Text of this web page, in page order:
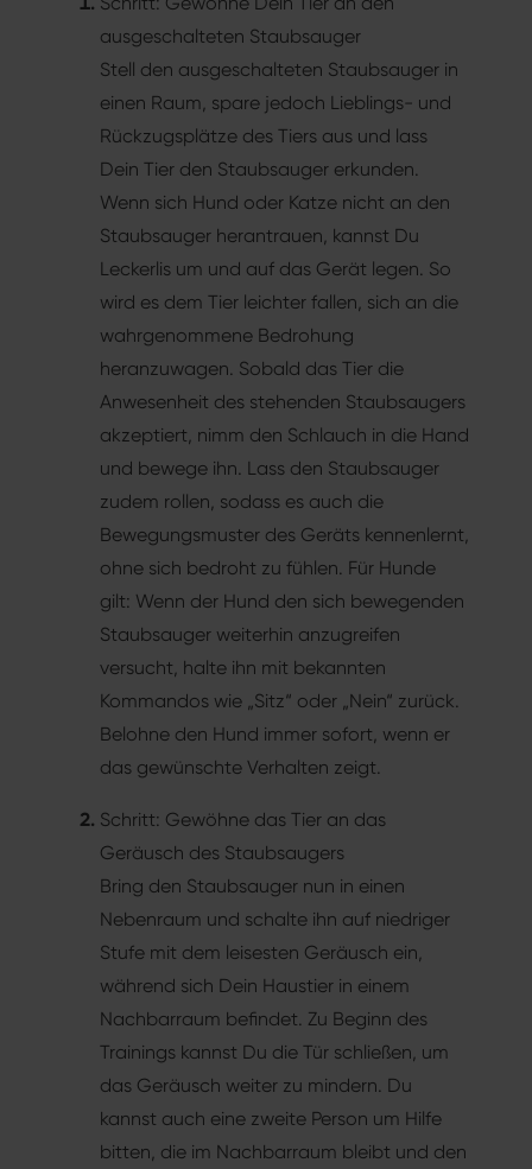
ausgeschalteten Staubsauger
Stell den ausgeschalteten Staubsauger in
einen Raum, spare jedoch Lieblings- und
Rückzugsplätze des Tiers aus und lass
Dein Tier den Staubsauger erkunden.
Wenn sich Hund oder Katze nicht an den
Staubsauger herantrauen, kannst Du
Leckerlis um und auf das Gerät legen. So
wird es dem Tier leichter fallen, sich an die
wahrgenommene Bedrohung
heranzuwagen. Sobald das Tier die
Anwesenheit des stehenden Staubsaugers
akzeptiert, nimm den Schlauch in die Hand
und bewege ihn. Lass den Staubsauger
zudem rollen, sodass es auch die
Bewegungsmuster des Geräts kennenlernt,
ohne sich bedroht zu fühlen. Für Hunde
gilt: Wenn der Hund den sich bewegenden
Staubsauger weiterhin anzugreifen
versucht, halte ihn mit bekannten
Kommandos wie „Sitz“ oder „Nein“ zurück.
Belohne den Hund immer sofort, wenn er
das gewünschte Verhalten zeigt.
Schritt: Gewöhne das Tier an das
Geräusch des Staubsaugers
Bring den Staubsauger nun in einen
Nebenraum und schalte ihn auf niedriger
Stufe mit dem leisesten Geräusch ein,
während sich Dein Haustier in einem
Nachbarraum befindet. Zu Beginn des
Trainings kannst Du die Tür schließen, um
das Geräusch weiter zu mindern. Du
kannst auch eine zweite Person um Hilfe
bitten, die im Nachbarraum bleibt und den